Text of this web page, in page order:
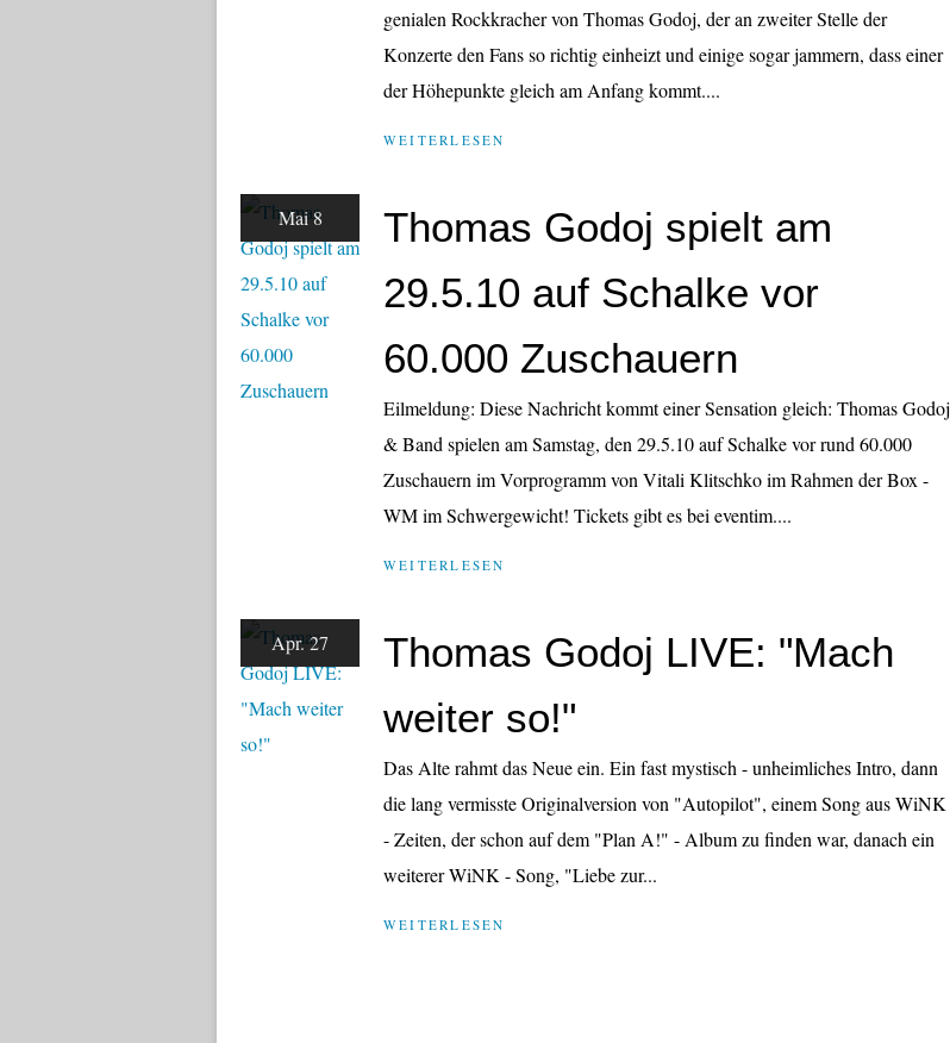
genialen Rockkracher von Thomas Godoj, der an zweiter Stelle der
Konzerte den Fans so richtig einheizt und einige sogar jammern, dass einer
der Höhepunkte gleich am Anfang kommt....
WEITERLESEN
Mai 8
Thomas Godoj spielt am
29.5.10 auf Schalke vor
60.000 Zuschauern
Eilmeldung: Diese Nachricht kommt einer Sensation gleich: Thomas Godoj
& Band spielen am Samstag, den 29.5.10 auf Schalke vor rund 60.000
Zuschauern im Vorprogramm von Vitali Klitschko im Rahmen der Box -
WM im Schwergewicht! Tickets gibt es bei eventim....
WEITERLESEN
Apr. 27
Thomas Godoj LIVE: "Mach
weiter so!"
Das Alte rahmt das Neue ein. Ein fast mystisch - unheimliches Intro, dann
die lang vermisste Originalversion von "Autopilot", einem Song aus WiNK
- Zeiten, der schon auf dem "Plan A!" - Album zu finden war, danach ein
weiterer WiNK - Song, "Liebe zur...
WEITERLESEN